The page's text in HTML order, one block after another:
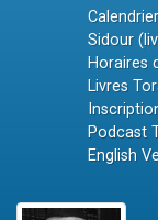
Sidour
Horaires
Livres
Podcast
English